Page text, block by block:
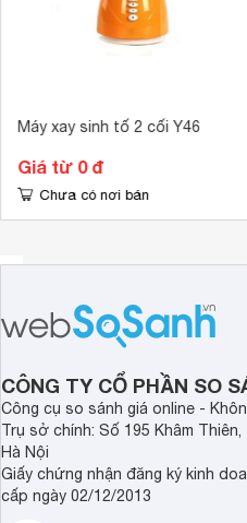
Máy xay sinh tố 2 cối Y46
Giá từ 0 đ
Chưa có nơi bán
CÔNG TY CỔ PHẦN SO
Công cụ so sánh giá online -
Trụ sở chính: Số 195 Khâm
Hà Nội
Giấy chứng nhận đăng ký kinh
cấp ngày 02/12/2013